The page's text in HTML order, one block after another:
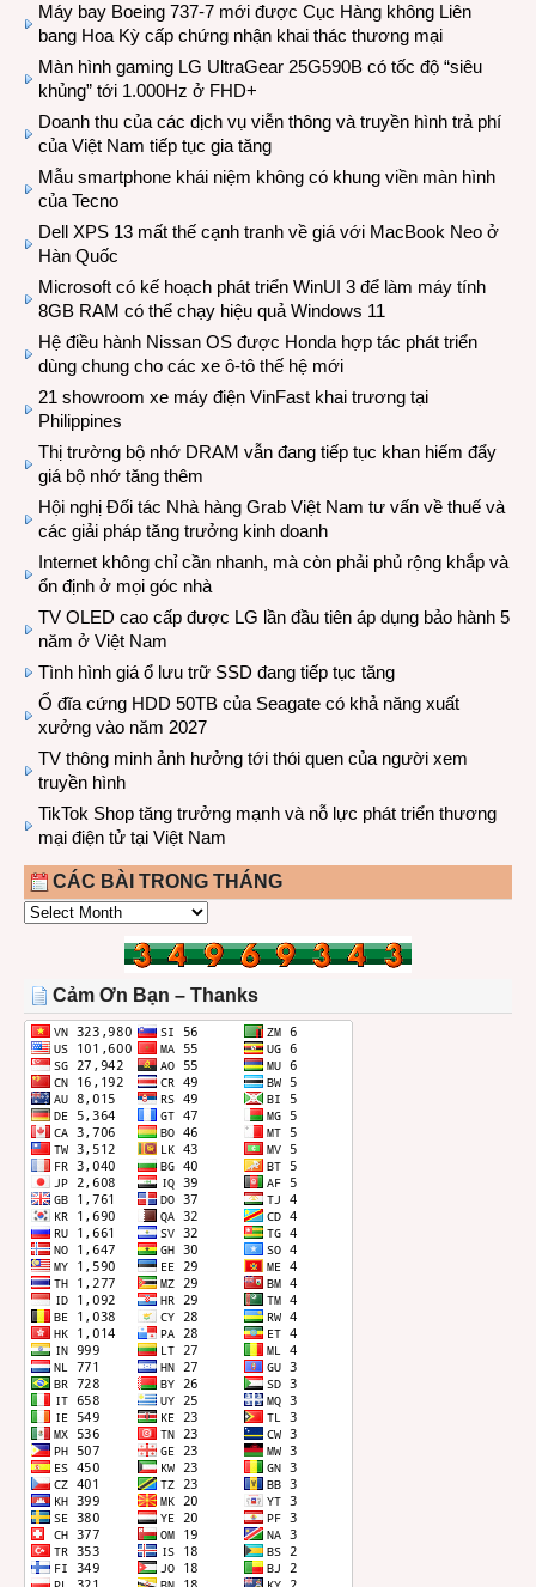
Máy bay Boeing 737-7 mới được Cục Hàng không Liên
bang Hoa Kỳ cấp chứng nhận khai thác thương mại
Màn hình gaming LG UltraGear 25G590B có tốc độ “siêu
khủng” tới 1.000Hz ở FHD+
Doanh thu của các dịch vụ viễn thông và truyền hình trả phí
của Việt Nam tiếp tục gia tăng
Mẫu smartphone khái niệm không có khung viền màn hình
của Tecno
Dell XPS 13 mất thế cạnh tranh về giá với MacBook Neo ở
Hàn Quốc
Microsoft có kế hoạch phát triển WinUI 3 để làm máy tính
8GB RAM có thể chạy hiệu quả Windows 11
Hệ điều hành Nissan OS được Honda hợp tác phát triển
dùng chung cho các xe ô-tô thế hệ mới
21 showroom xe máy điện VinFast khai trương tại
Philippines
Thị trường bộ nhớ DRAM vẫn đang tiếp tục khan hiếm đẩy
giá bộ nhớ tăng thêm
Hội nghị Đối tác Nhà hàng Grab Việt Nam tư vấn về thuế và
các giải pháp tăng trưởng kinh doanh
Internet không chỉ cần nhanh, mà còn phải phủ rộng khắp và
ổn định ở mọi góc nhà
TV OLED cao cấp được LG lần đầu tiên áp dụng bảo hành 5
năm ở Việt Nam
Tình hình giá ổ lưu trữ SSD đang tiếp tục tăng
Ổ đĩa cứng HDD 50TB của Seagate có khả năng xuất
xưởng vào năm 2027
TV thông minh ảnh hưởng tới thói quen của người xem
truyền hình
TikTok Shop tăng trưởng mạnh và nỗ lực phát triển thương
mại điện tử tại Việt Nam
CÁC BÀI TRONG THÁNG
CÁC
THÁNG
Cảm Ơn Bạn – Thanks